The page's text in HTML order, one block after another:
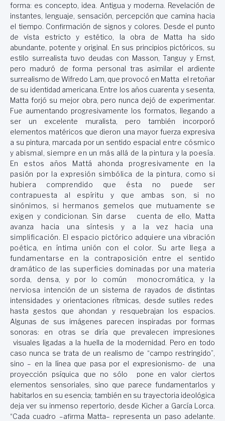
forma: es concepto, idea. Antigua y moderna. Revelación de
instantes, lenguaje, sensación, percepción que camina hacia
el tiempo. Confirmación de signos y colores. Desde el punto
de vista estricto y estético, la obra de Matta ha sido
abundante, potente y original. En sus principios pictóricos, su
estilo surrealista tuvo deudas con Masson, Tanguy y Ernst,
pero maduró de forma personal tras asimilar el ardiente
surrealismo de Wifredo Lam, que provocó en Matta el retoñar
de su identidad americana. Entre los años cuarenta y sesenta,
Matta forjó su mejor obra, pero nunca dejó de experimentar.
Fue aumentando progresivamente los formatos, llegando a
ser un excelente muralista, pero también incorporó
elementos matéricos que dieron una mayor fuerza expresiva
a su pintura, marcada por un sentido espacial entre cósmico
y abismal, siempre en un más allá de la pintura y la poesía.
En estos años Mattá ahonda progresivamente en la
pasión por la expresión simbólica de la pintura, como si
hubiera comprendido que ésta no puede ser
contrapuesta al espíritu y que ambas son, si no
sinónimos, si hermanos gemelos que mutuamente se
exigen y condicionan. Sin darse cuenta de ello, Matta
avanza hacia una síntesis y a la vez hacia una
simplificación. El espacio pictórico adquiere una vibración
poética, en íntima unión con el color. Su arte llega a
fundamentarse en la contraposición entre el sentido
dramático de las superficies dominadas por una materia
sorda, densa, y por lo común monocromática, y la
nerviosa intención de un sistema de rayados de distintas
intensidades y orientaciones rítmicas, desde sutiles redes
hasta gestos que ahondan y resquebrajan los espacios.
Algunas de sus imágenes parecen inspiradas por formas
sonoras: en otras se diría que prevalecen impresiones
visuales ligadas a la huella de la modernidad. Pero en todo
caso nunca se trata de un realismo de “campo restringido”,
sino – en la línea que pasa por el expresionismo- de una
proyección psíquica que no sólo pone en valor ciertos
elementos sensoriales, sino que parece fundamentarlos y
habitarlos en su esencia; también en su trayectoria ideológica
deja ver su inmenso repertorio, desde Kicher a García Lorca.
“Cada cuadro –afirma Matta– representa un paso adelante.